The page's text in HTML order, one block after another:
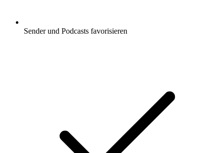
Sender und Podcasts favorisieren